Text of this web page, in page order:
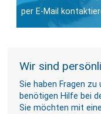
per E-Mail
Wir sind
Sie haben Fragen
benötigen Hilfe bei
Sie möchten mit